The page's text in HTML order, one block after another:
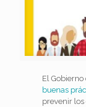
El
buenas
prevenir